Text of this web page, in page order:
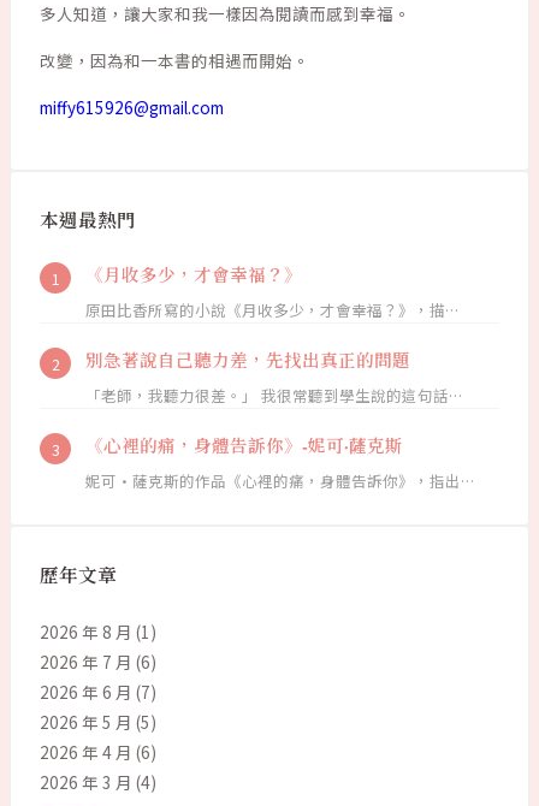
多人知道，讓大家和我一樣因為閱讀而感到幸福。
改變，因為和一本書的相遇而開始。
miffy615926@gmail.com
本週最熱門
《月收多少，才會幸福？》
原田比香所寫的小說《月收多少，才會幸福？》，描…
別急著說自己聽力差，先找出真正的問題
「老師，我聽力很差。」 我很常聽到學生說的這句話…
《心裡的痛，身體告訴你》-妮可·薩克斯
妮可·薩克斯的作品《心裡的痛，身體告訴你》，指出…
歷年文章
2026 年 8 月 (1)
2026 年 7 月 (6)
2026 年 6 月 (7)
2026 年 5 月 (5)
2026 年 4 月 (6)
2026 年 3 月 (4)